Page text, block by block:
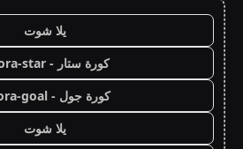
يلا شوت
كورة ستار - koora-star
كورة جول - koora-goal
يلا شوت